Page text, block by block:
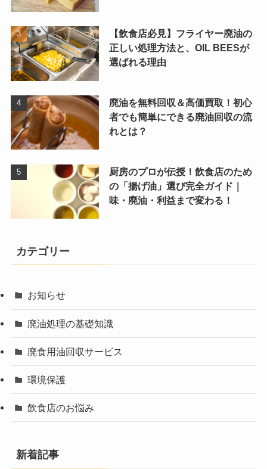
【飲食店必見】フライヤー廃油の
正しい処理方法と、OIL BEESが
選ばれる理由
廃油を無料回収＆高価買取！初心
者でも簡単にできる廃油回収の流
れとは？
厨房のプロが伝授！飲食店のため
の「揚げ油」選び完全ガイド｜
味・廃油・利益まで変わる！
カテゴリー
お知らせ
廃油処理の基礎知識
廃食用油回収サービス
環境保護
飲食店のお悩み
新着記事